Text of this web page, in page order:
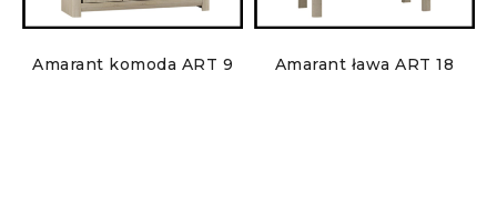
Amarant komoda ART 9 Amarant ława ART 18